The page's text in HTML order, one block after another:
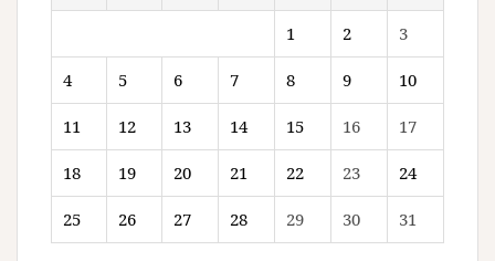
1 2 3
4 5 6 7 8 9 10
11 12 13 14 15 16 17
18 19 20 21 22 23 24
25 26 27 28 29 30 31